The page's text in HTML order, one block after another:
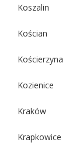
Koszalin
Kościan
Kościerzyna
Kozienice
Kraków
Krapkowice